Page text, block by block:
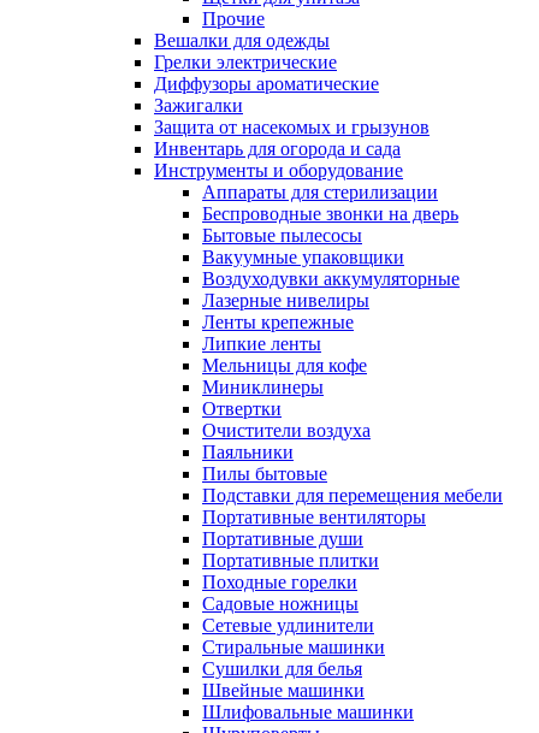
Прочие
Вешалки для одежды
Грелки электрические
Диффузоры ароматические
Зажигалки
Защита от насекомых и грызунов
Инвентарь для огорода и сада
Инструменты и оборудование
Аппараты для стерилизации
Беспроводные звонки на дверь
Бытовые пылесосы
Вакуумные упаковщики
Воздуходувки аккумуляторные
Лазерные нивелиры
Ленты крепежные
Липкие ленты
Мельницы для кофе
Миниклинеры
Отвертки
Очистители воздуха
Паяльники
Пилы бытовые
Подставки для перемещения мебели
Портативные вентиляторы
Портативные души
Портативные плитки
Походные горелки
Садовые ножницы
Сетевые удлинители
Стиральные машинки
Сушилки для белья
Швейные машинки
Шлифовальные машинки